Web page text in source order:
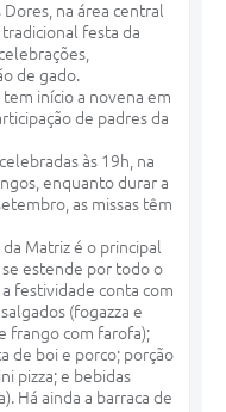
Dores, na área central
festa da
de gado.
início a novena em
de padres da
às 19h, na
enquanto durar a
as missas têm
Matriz é o principal
estende por todo o
festividade conta com
(fogazza e
frango com farofa);
de boi e porco; porção
pizza; e bebidas
Há ainda a barraca de